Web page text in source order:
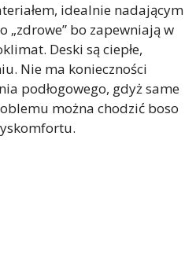
idealnie nadającym
„zdrowe” bo zapewniają w
Deski są ciepłe,
Nie ma konieczności
podłogowego, gdyż same
można chodzić boso